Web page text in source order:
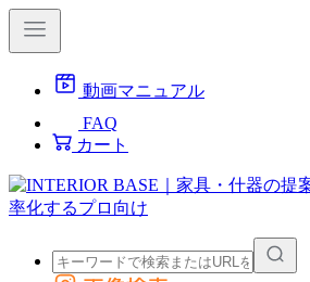
動画マニュアル
FAQ
カート